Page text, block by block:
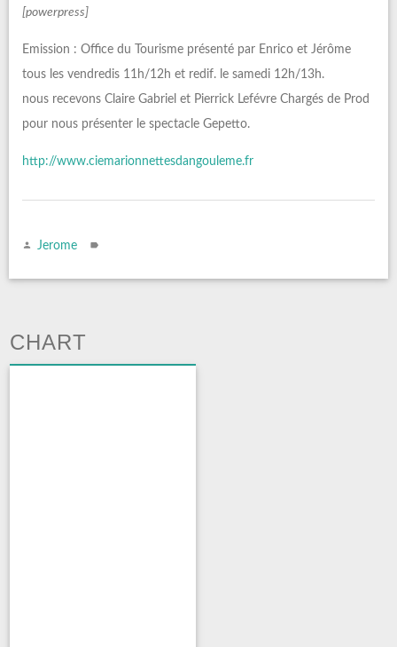
[powerpress]
Emission : Office du Tourisme présenté par Enrico et Jérôme
tous les vendredis 11h/12h et redif. le samedi 12h/13h.
nous recevons Claire Gabriel et Pierrick Lefévre Chargés de Prod
pour nous présenter le spectacle Gepetto.
http://www.ciemarionnettesdangouleme.fr
Jerome
CHART